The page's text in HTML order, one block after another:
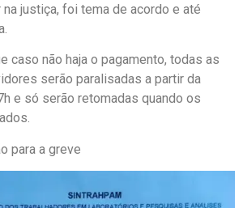
justiça, foi tema de acordo e até
caso não haja o pagamento, todas as
serão paralisadas a partir da
e só serão retomadas quando os
para a greve